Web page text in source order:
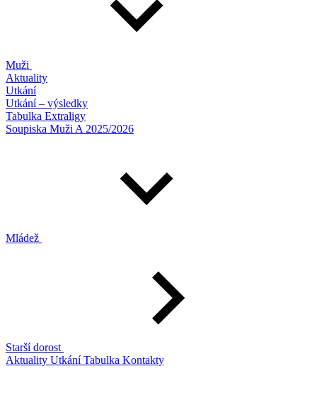
Muži
Aktuality
Utkání
Utkání – výsledky
Tabulka Extraligy
Soupiska Muži A 2025/2026
Mládež
Starší dorost
Aktuality UtkáníTabulka Kontakty